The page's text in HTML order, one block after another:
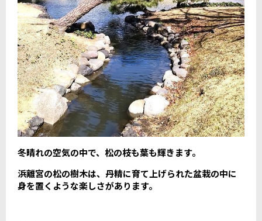
冬晴れの空気の中で、松の枝も葉も輝きます。
浜離宮の松の樹木は、丹精に育て上げられた盆栽の中に
身を置くような楽しさがあります。